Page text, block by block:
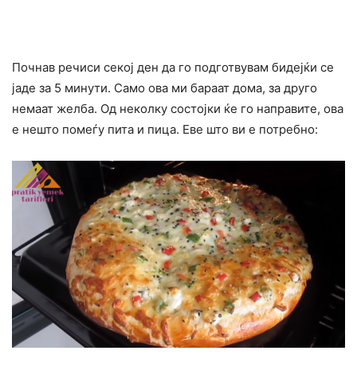
Почнав речиси секој ден да го подготвувам бидејќи се
јаде за 5 минути. Само ова ми бараат дома, за друго
немаат желба. Од неколку состојки ќе го направите, ова
е нешто помеѓу пита и пица. Еве што ви е потребно: